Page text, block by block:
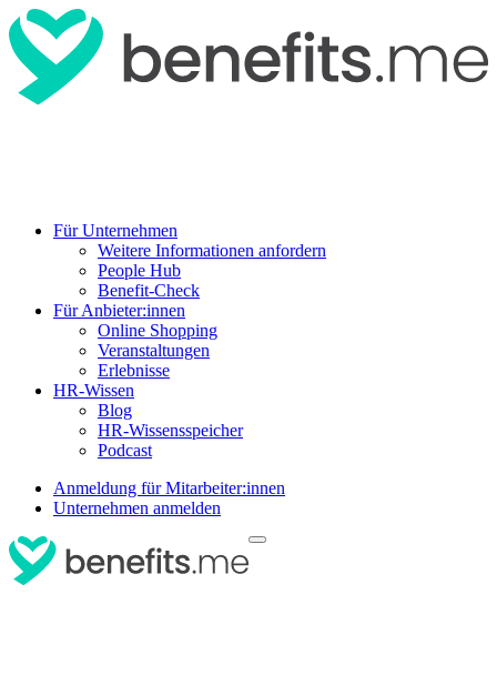
Für Unternehmen
Weitere Informationen anfordern
People Hub
Benefit-Check
Für Anbieter:innen
Online Shopping
Veranstaltungen
Erlebnisse
HR-Wissen
Blog
HR-Wissensspeicher
Podcast
Anmeldung für Mitarbeiter:innen
Unternehmen anmelden